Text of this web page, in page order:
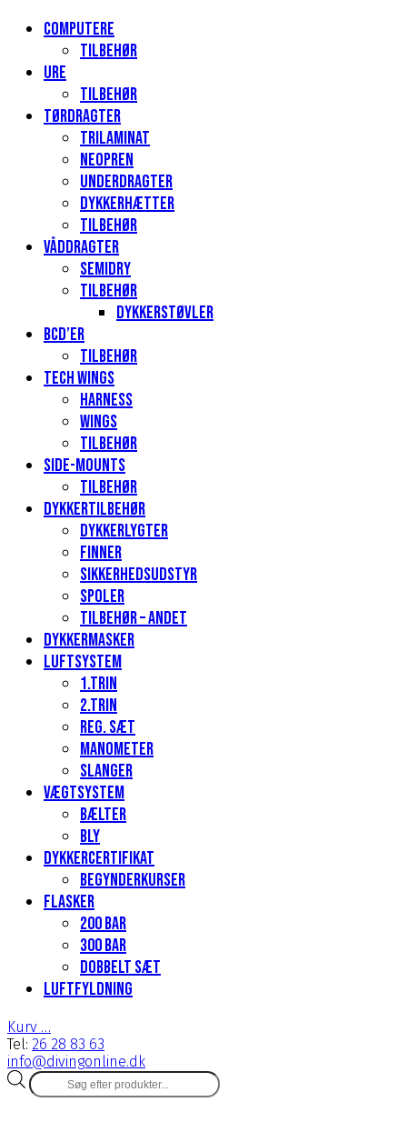
Computere
Tilbehør
Ure
Tilbehør
Tørdragter
Trilaminat
Neopren
Underdragter
Dykkerhætter
Tilbehør
Våddragter
Semidry
Tilbehør
Dykkerstøvler
BCD’er
Tilbehør
Tech Wings
Harness
Wings
Tilbehør
Side-mounts
Tilbehør
Dykkertilbehør
Dykkerlygter
Finner
Sikkerhedsudstyr
Spoler
Tilbehør – andet
Dykkermasker
Luftsystem
1.Trin
2.Trin
Reg. sæt
Manometer
Slanger
Vægtsystem
Bælter
Bly
Dykkercertifikat
Begynderkurser
Flasker
200 Bar
300 bar
Dobbelt sæt
Luftfyldning
Kurv …
Tel: 26 28 83 63
info@divingonline.dk
Products
search